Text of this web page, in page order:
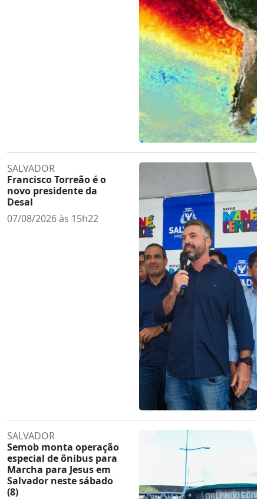
SALVADOR
Francisco Torreão é o
novo presidente da
Desal
07/08/2026 às 15h22
SALVADOR
Semob monta operação
especial de ônibus para
Marcha para Jesus em
Salvador neste sábado
(8)